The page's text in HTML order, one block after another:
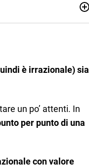
Dopo un pò di anni negli
nella classe di
è irrazionale) sia
un po’ attenti. In
per punto di una
con valore